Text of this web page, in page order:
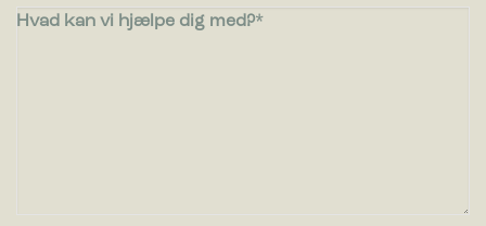
Hvad kan vi hjælpe dig med?